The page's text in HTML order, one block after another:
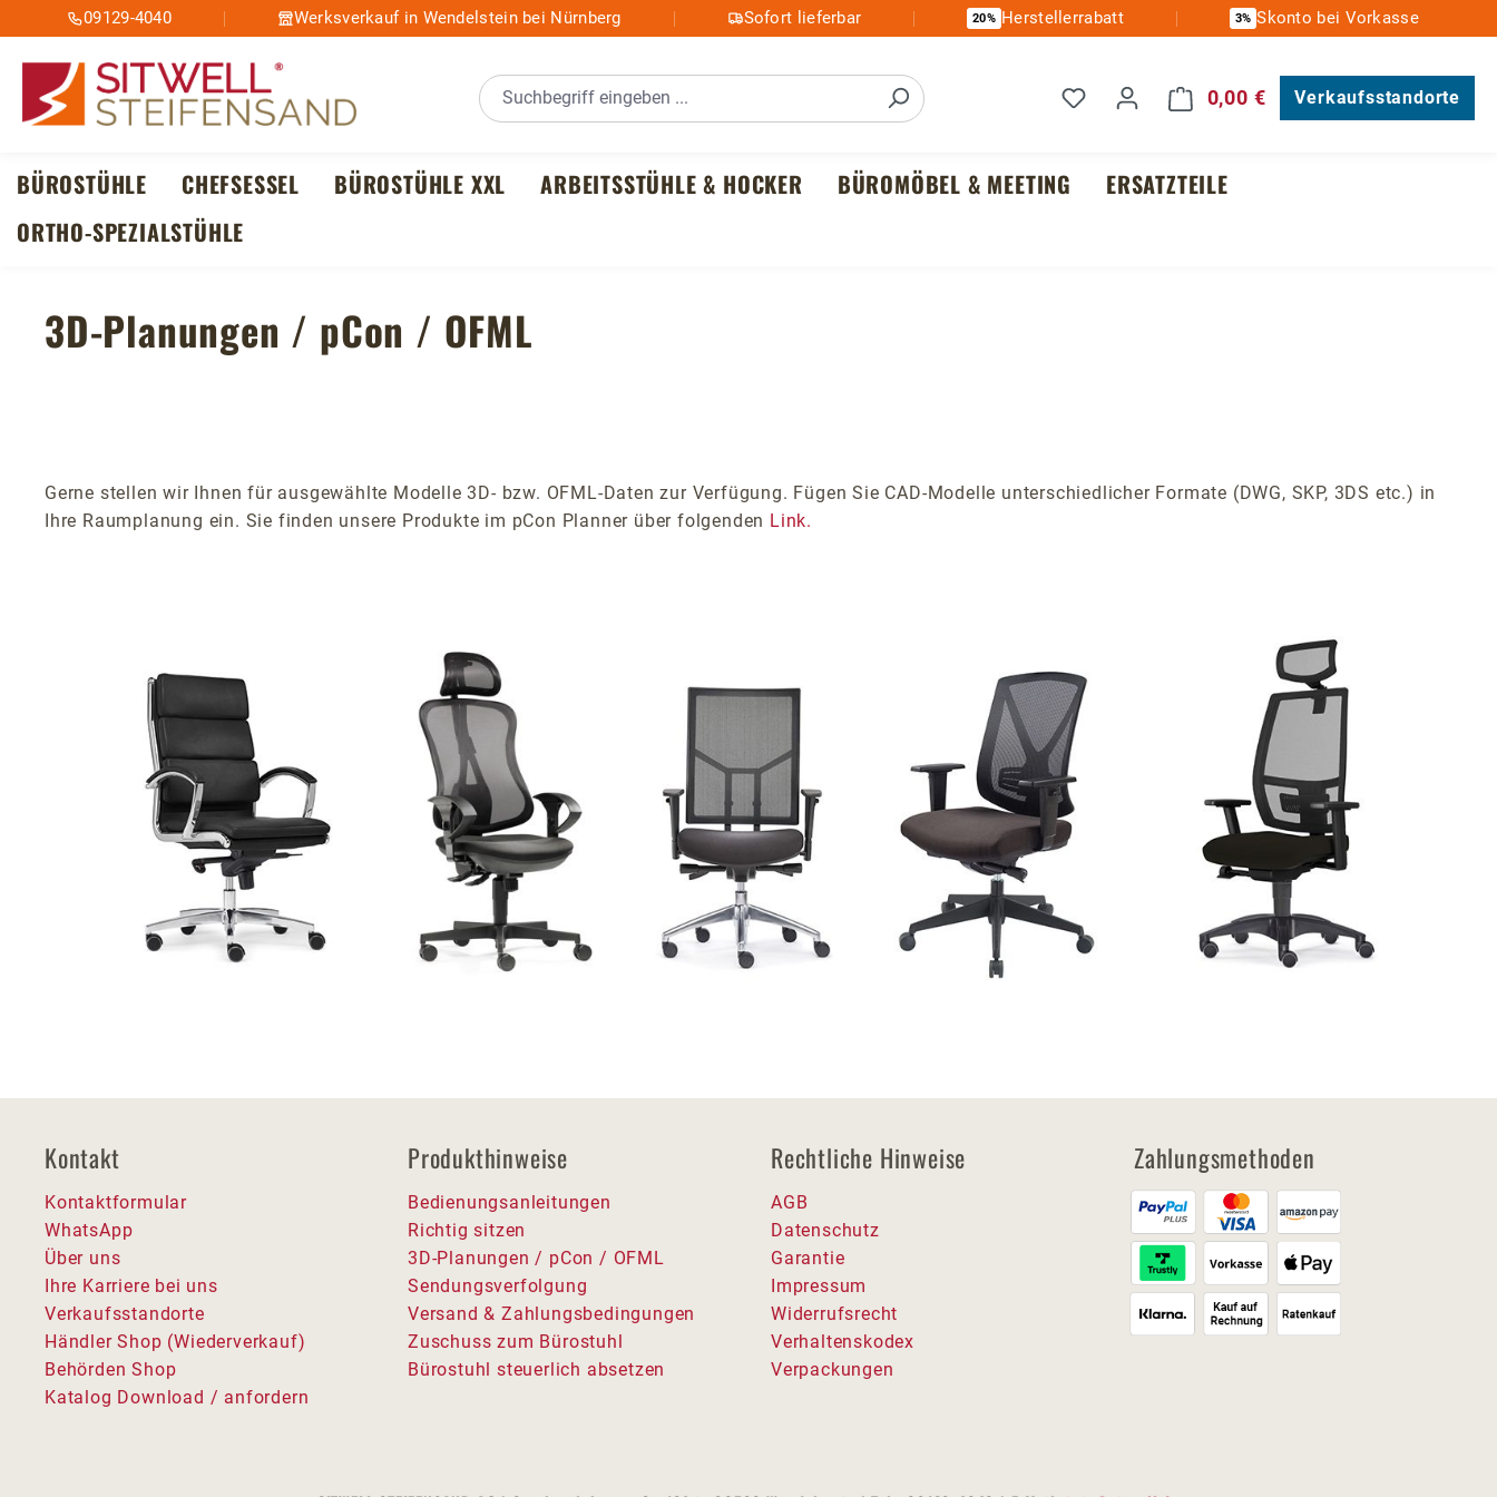
Hauptinhalt springen
Zur Suche springen
Zur Hauptnavigation springen
09129-4040 Werksverkauf in Wendelstein bei Nürnberg Sofort lieferbar 20% Herstellerrabatt 3% Skonto bei Vorkasse
Du hast 0 Produkte auf dem Merkzettel
0,00 €Warenkorb enthält 0
Verkaufsstandorte
BÜROSTÜHLE CHEFSESSEL BÜROSTÜHLE XXL ARBEITSSTÜHLE & HOCKER BÜROMÖBEL & MEETING
ERSATZTEILE
ORTHO-SPEZIALSTÜHLE
3D-Planungen / pCon / OFML
Gerne stellen wir Ihnen für ausgewählte Modelle 3D- bzw. OFML-Daten zur Verfügung. Fügen Sie CAD-Modelle unterschiedlicher Formate (DWG, SKP, 3DS etc.) in
Ihre Raumplanung ein. Sie finden unsere Produkte im pCon Planner über folgenden Link.
Kontakt
Kontaktformular
WhatsApp
Über uns
Ihre Karriere bei uns
Verkaufsstandorte
Händler Shop (Wiederverkauf)
Behörden Shop
Katalog Download / anfordern
Produkthinweise
Bedienungsanleitungen
Richtig sitzen
3D-Planungen / pCon / OFML
Sendungsverfolgung
Versand & Zahlungsbedingungen
Zuschuss zum Bürostuhl
Bürostuhl steuerlich absetzen
Rechtliche Hinweise
AGB
Datenschutz
Garantie
Impressum
Widerrufsrecht
Verhaltenskodex
Verpackungen
Zahlungsmethoden